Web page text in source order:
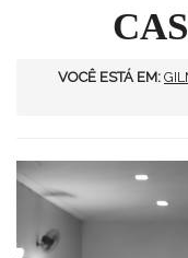
VOCÊ ESTÁ EM: